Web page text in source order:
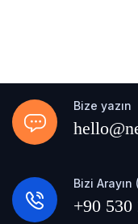
Bize yazın
Bizi Arayın
+90 530